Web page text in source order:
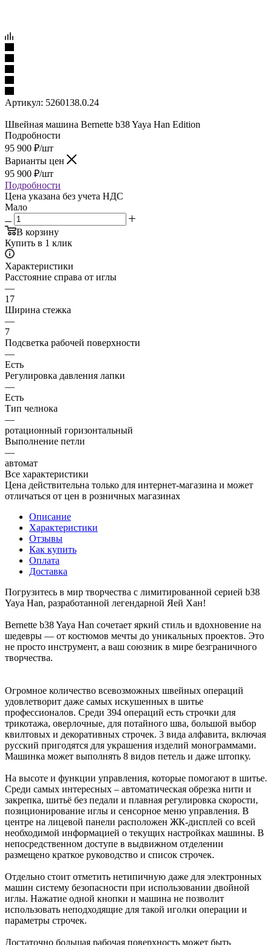
Артикул: 5260138.0.24
Швейная машина Bernette b38 Yaya Han Edition
Подробности
95 900 ₽/шт
Варианты цен
95 900 ₽/шт
Подробности
Цена указана без учета НДС
Мало
В корзину
Купить в 1 клик
Характеристики
Расстояние справа от иглы
—
17
Ширина стежка
—
7
Подсветка рабочей поверхности
—
Есть
Регулировка давления лапки
—
Есть
Тип челнока
—
ротационный горизонтальный
Выполнение петли
—
автомат
Все характеристики
Цена действительна только для интернет-магазина и может
отличаться от цен в розничных магазинах
Описание
Характеристики
Отзывы
Как купить
Оплата
Доставка
Погрузитесь в мир творчества с лимитированной серией b38
Yaya Han, разработанной легендарной Яей Хан!
Bernette b38 Yaya Han сочетает яркий стиль и вдохновение на
шедевры — от костюмов мечты до уникальных проектов. Это
не просто инструмент, а ваш союзник в мире безграничного
творчества.
Огромное количество всевозможных швейных операций
удовлетворит даже самых искушенных в шитье
профессионалов. Среди 394 операций есть строчки для
трикотажа, оверлочные, для потайного шва, большой выбор
квилтовых и декоративных строчек. 3 вида алфавита, включая
русский пригодятся для украшения изделий монограммами.
Машинка может выполнять 8 видов петель и даже штопку.
На высоте и функции управления, которые помогают в шитье.
Среди самых интересных – автоматическая обрезка нити и
закрепка, шитьё без педали и плавная регулировка скорости,
позиционирование иглы и сенсорное меню управления. В
центре на лицевой панели расположен ЖК-дисплей со всей
необходимой информацией о текущих настройках машины. В
непосредственном доступе в выдвижном отделении
размещено краткое руководство и список строчек.
Отдельно стоит отметить нетипичную даже для электронных
машин систему безопасности при использовании двойной
иглы. Нажатие одной кнопки и машина не позволит
использовать неподходящие для такой иголки операции и
параметры строчек.
Достаточно большая рабочая поверхность может быть